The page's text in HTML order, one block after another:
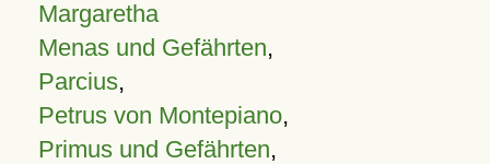
Margaretha
Menas und Gefährten,
Parcius,
Petrus von Montepiano,
Primus und Gefährten,